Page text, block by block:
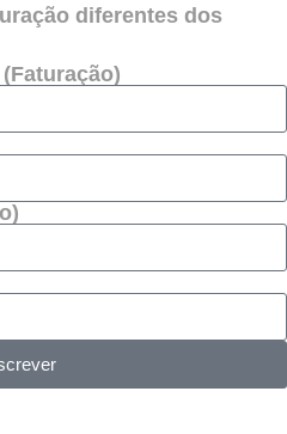
diferentes dos